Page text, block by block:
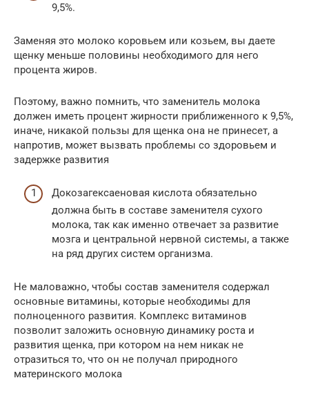
9,5%.
Заменяя это молоко коровьем или козьем, вы даете
щенку меньше половины необходимого для него
процента жиров.
Поэтому, важно помнить, что заменитель молока
должен иметь процент жирности приближенного к 9,5%,
иначе, никакой пользы для щенка она не принесет, а
напротив, может вызвать проблемы со здоровьем и
задержке развития
Докозагексаеновая кислота обязательно
должна быть в составе заменителя сухого
молока, так как именно отвечает за развитие
мозга и центральной нервной системы, а также
на ряд других систем организма.
Не маловажно, чтобы состав заменителя содержал
основные витамины, которые необходимы для
полноценного развития. Комплекс витаминов
позволит заложить основную динамику роста и
развития щенка, при котором на нем никак не
отразиться то, что он не получал природного
материнского молока